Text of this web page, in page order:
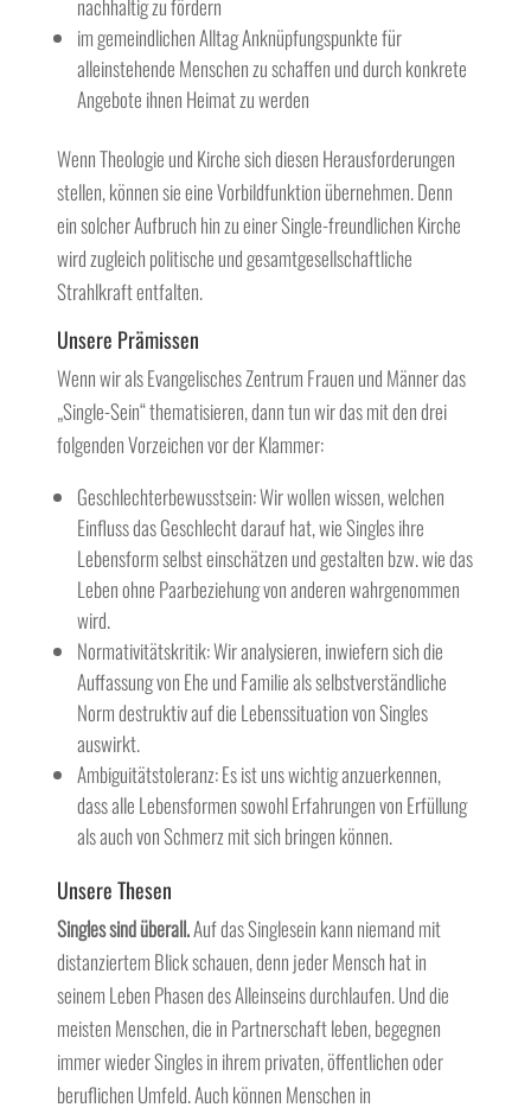
nachhaltig zu fördern
im gemeindlichen Alltag Anknüpfungspunkte für
alleinstehende Menschen zu schaffen und durch konkrete
Angebote ihnen Heimat zu werden
Wenn Theologie und Kirche sich diesen Herausforderungen
stellen, können sie eine Vorbildfunktion übernehmen. Denn
ein solcher Aufbruch hin zu einer Single-freundlichen Kirche
wird zugleich politische und gesamtgesellschaftliche
Strahlkraft entfalten.
Unsere Prämissen
Wenn wir als Evangelisches Zentrum Frauen und Männer das
„Single-Sein“ thematisieren, dann tun wir das mit den drei
folgenden Vorzeichen vor der Klammer:
Geschlechterbewusstsein: Wir wollen wissen, welchen
Einfluss das Geschlecht darauf hat, wie Singles ihre
Lebensform selbst einschätzen und gestalten bzw. wie das
Leben ohne Paarbeziehung von anderen wahrgenommen
wird.
Normativitätskritik: Wir analysieren, inwiefern sich die
Auffassung von Ehe und Familie als selbstverständliche
Norm destruktiv auf die Lebenssituation von Singles
auswirkt.
Ambiguitätstoleranz: Es ist uns wichtig anzuerkennen,
dass alle Lebensformen sowohl Erfahrungen von Erfüllung
als auch von Schmerz mit sich bringen können.
Unsere Thesen
Singles sind überall.Auf das Singlesein kann niemand mit
distanziertem Blick schauen, denn jeder Mensch hat in
seinem Leben Phasen des Alleinseins durchlaufen. Und die
meisten Menschen, die in Partnerschaft leben, begegnen
immer wieder Singles in ihrem privaten, öffentlichen oder
beruflichen Umfeld. Auch können Menschen in